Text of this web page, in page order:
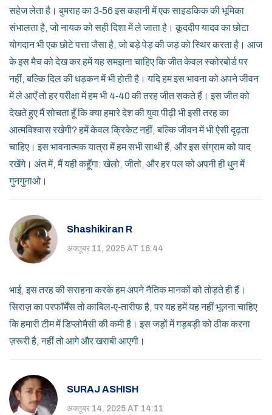
सहेज लेता है। बुमराह का 3‑56 इस कहानी में एक साइडकिक की भूमिका
संभालता है, जो नायक को सही दिशा में ले जाता है। कूददीप यादव का छोटा
योगदान भी एक छोटे पत्ता जैसा है, जो बड़े पेड़ की जड़ को स्थिर करता है। आज
के इस मैच को देख कर हमें यह समझना चाहिए कि जीत केवल स्कोरबोर्ड पर
नहीं, बल्कि दिल की धड़कन में भी होती है। यदि हम इस भावना को अपने जीवन
में ले आएँ तो हर परीक्षा में हम भी 4‑40 की तरह जीत सकते हैं। इस जीत को
देखते हुए मैं सोचता हूँ कि क्या हमारे देश की युवा पीढ़ी भी इसी तरह का
आत्मविश्वास रखेगी? हमें केवल क्रिकेट नहीं, बल्कि जीवन में भी ऐसी दृढ़ता
चाहिए। इस भावनात्मक यात्रा में हम सभी साथी हैं, और इस संग्राम को याद
रखेंगे। अंत में, मैं यही कहूँगा: खेलो, जीतो, और हर पल को अपनी ही धुन में
गुनगुनाओ।
Shashikiran R
अक्तूबर 11, 2025 AT 16:44
भाई, इस तरह की सराहना करके हम अपने नैतिक मानकों को तोड़ते ही हैं।
सिराज़ का परफॉर्मेंस तो काबिल‑ए‑तारीफ है, पर यह हमें यह नहीं भूलना चाहिए
कि हमारी टीम में डिप्लोमैसी की कमी है। इस जड़ों में गड़बड़ी को ठीक करना
ज़रूरी है, नहीं तो आगे और खराबी आएगी।
SURAJ ASHISH
अक्तूबर 14, 2025 AT 14:11